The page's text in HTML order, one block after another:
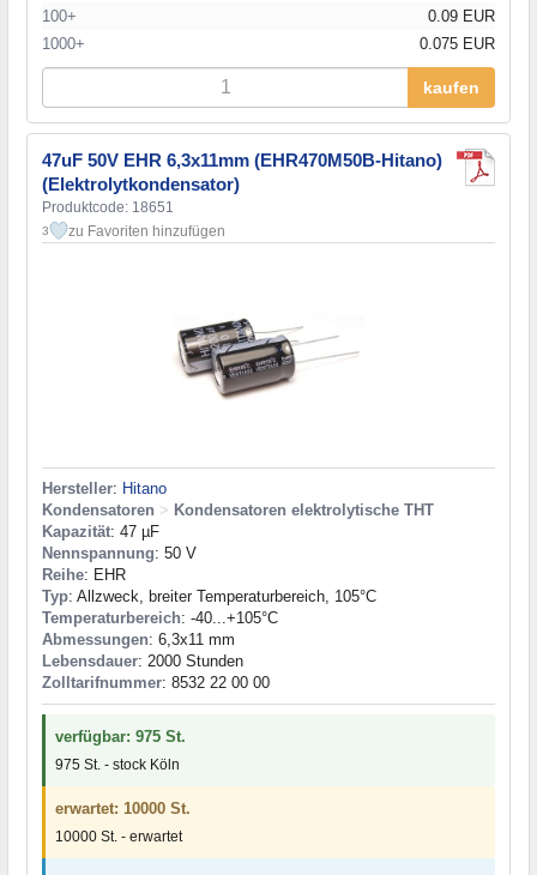
100+
0.09 EUR
1000+
0.075 EUR
kaufen
47uF 50V EHR 6,3x11mm (EHR470M50B-Hitano)
(Elektrolytkondensator)
Produktcode: 18651
3 zu Favoriten hinzufügen
Hersteller: Hitano
Kondensatoren > Kondensatoren elektrolytische THT
Kapazität: 47 µF
Nennspannung: 50 V
Reihe: EHR
Typ: Allzweck, breiter Temperaturbereich, 105°C
Temperaturbereich: -40...+105°C
Abmessungen: 6,3x11 mm
Lebensdauer: 2000 Stunden
Zolltarifnummer: 8532 22 00 00
verfügbar: 975 St.
975 St. - stock Köln
erwartet: 10000 St.
10000 St. - erwartet